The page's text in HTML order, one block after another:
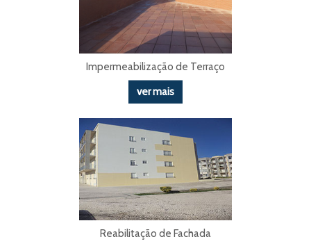
Impermeabilização de Terraço
ver mais
Reabilitação de Fachada